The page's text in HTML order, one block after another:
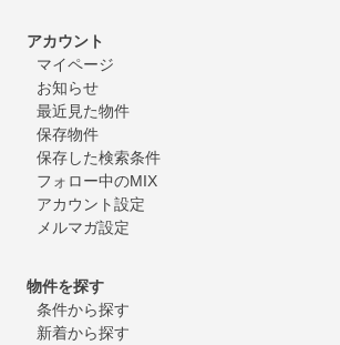
アカウント
マイページ
お知らせ
最近見た物件
保存物件
保存した検索条件
フォロー中のMIX
アカウント設定
メルマガ設定
物件を探す
条件から探す
新着から探す